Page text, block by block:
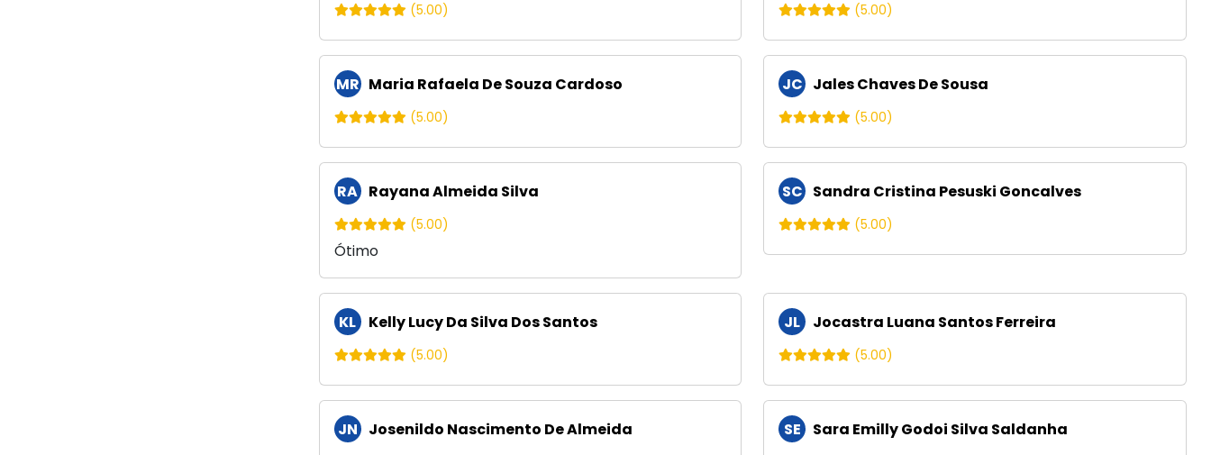
(5.00) (5.00)
MR Maria Rafaela De Souza Cardoso
(5.00)
JC Jales Chaves De Sousa
(5.00)
RA Rayana Almeida Silva
(5.00)
Ótimo
SC Sandra Cristina Pesuski Goncalves
(5.00)
KL Kelly Lucy Da Silva Dos Santos
(5.00)
JL Jocastra Luana Santos Ferreira
(5.00)
JN Josenildo Nascimento De Almeida SE Sara Emilly Godoi Silva Saldanha